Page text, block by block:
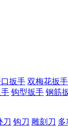
扳手 双梅花扳手
钩型扳手 钢筋
刀 钩刀 雕刻刀 多